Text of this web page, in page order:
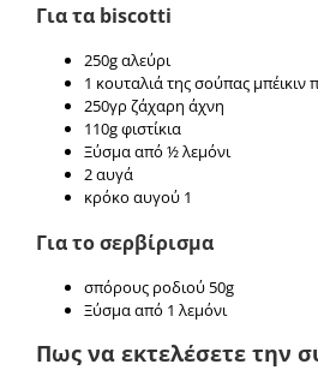
Για τα biscotti
250g αλεύρι
1 κουταλιά της σούπας μπέικιν
250γρ ζάχαρη άχνη
110g φιστίκια
Ξύσμα από ½ λεμόνι
2 αυγά
κρόκο αυγού 1
Για το σερβίρισμα
σπόρους ροδιού 50g
Ξύσμα από 1 λεμόνι
Πως να εκτελέσετε την